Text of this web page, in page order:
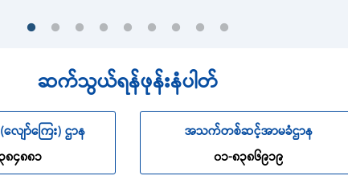
ဆက်သွယ်ရန်ဖုန်းနံပါတ်
ော်ကြေး) ဌာန
၈၄၈၈၁
အသက်တစ်ဆင့်အာမခံဌာန
၀၁-၈၃၈၆၉၁၉